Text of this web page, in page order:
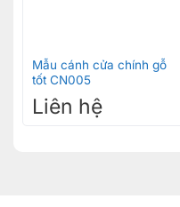
Mẫu cánh cửa chính gỗ
tốt CN005
Liên hệ